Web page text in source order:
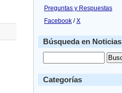
Preguntas y Respuestas
Facebook /X
Búsqueda en Noticias
Categorías